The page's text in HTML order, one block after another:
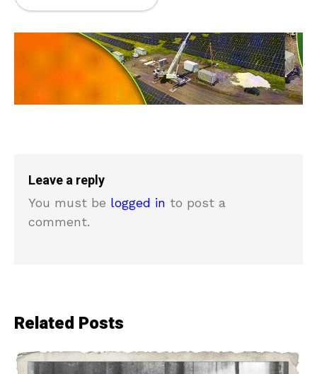
Leave a reply
You must be logged in to post a
comment.
Related Posts